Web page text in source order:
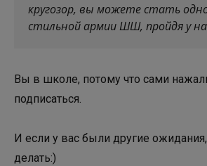
кругозор, вы можете стать
стильной армии ШШ, пройдя у
Вы в школе, потому что сами
подписаться.
И если у вас были другие
делать:)